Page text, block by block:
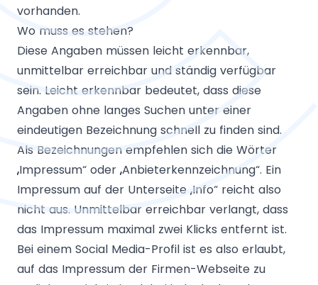
vorhanden.
Wo muss es stehen?
Diese Angaben müssen leicht erkennbar,
unmittelbar erreichbar und ständig verfügbar
sein. Leicht erkennbar bedeutet, dass diese
Angaben ohne langes Suchen unter einer
eindeutigen Bezeichnung schnell zu finden sind.
Als Bezeichnungen empfehlen sich die Wörter
„Impressum“ oder „Anbieterkennzeichnung“. Ein
Impressum auf der Unterseite „Info“ reicht also
nicht aus. Unmittelbar erreichbar verlangt, dass
das Impressum maximal zwei Klicks entfernt ist.
Bei einem Social Media-Profil ist es also erlaubt,
auf das Impressum der Firmen-Webseite zu